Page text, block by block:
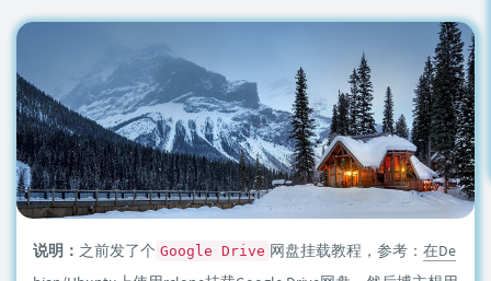
说明： 之前发了个 Google Drive 网盘挂载教程，参考： 在De